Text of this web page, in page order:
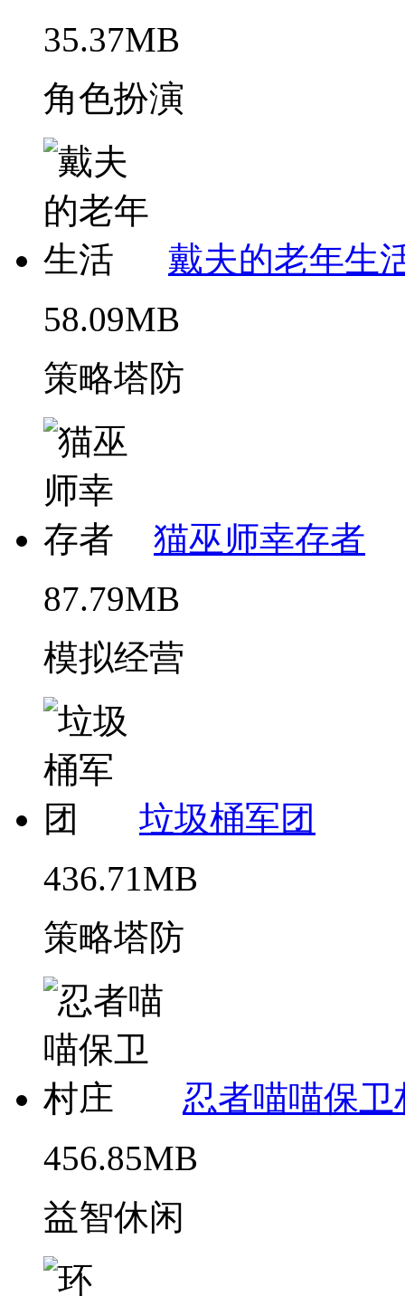
35.37MB
角色扮演
戴夫的老年生
58.09MB
策略塔防
猫巫师幸存者
87.79MB
模拟经营
垃圾桶军团
436.71MB
策略塔防
忍者喵喵保卫
456.85MB
益智休闲